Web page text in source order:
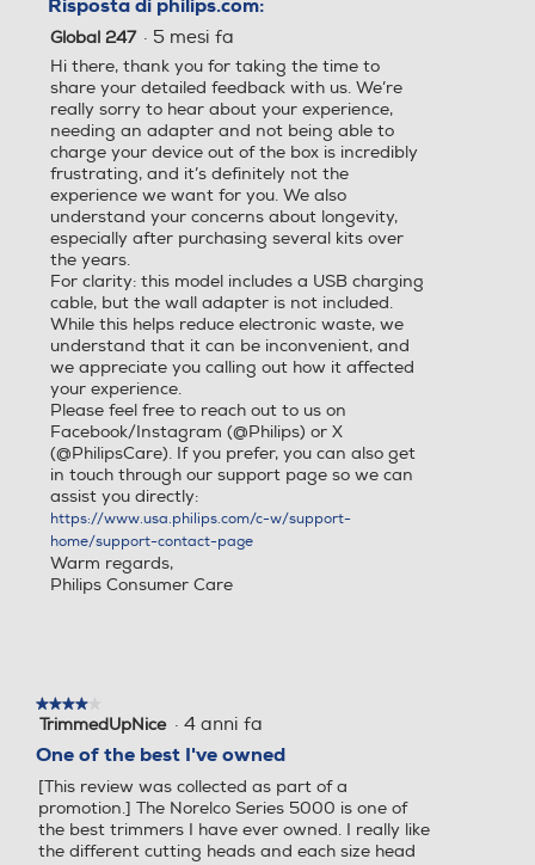
Impostazioni della
lunghezza
Incrementi di preci
sione
Fino a 0,2 mm
Assistenza
2 anni di garanzia
Facilità d'uso
Nessuna manuten
zione
Non richiede olio per l
ame
Display
Indicatore di batteria
scarica (rifinitore) ,Indi
Wet & Dry
Carica
Ricarica tramite USB-
A (5 V⎓ / ≥1 A)
Funzionamento
Utilizzabile solo senza
Lavabile
Rasoi wet & dry Rasoi wet & dry
Blocco di sicurezza Blocco di sicurezza
Altre funzioni Altre funzioni
Global 247 · 5 mesi fa
Hi there, thank you for taking the time to
share your detailed feedback with us. We’re
really sorry to hear about your experience,
needing an adapter and not being able to
charge your device out of the box is incredibly
frustrating, and it’s definitely not the
experience we want for you. We also
understand your concerns about longevity,
especially after purchasing several kits over
the years.
For clarity: this model includes a USB charging
cable, but the wall adapter is not included.
While this helps reduce electronic waste, we
understand that it can be inconvenient, and
we appreciate you calling out how it affected
your experience.
Please feel free to reach out to us on
Facebook/Instagram (@Philips) or X
(@PhilipsCare). If you prefer, you can also get
in touch through our support page so we can
assist you directly:
https://www.usa.philips.com/c-w/support-
home/support-contact-page
Warm regards,
Philips Consumer Care
★★★★★
★★★★★
4
stelle.
TrimmedUpNice · 4 anni fa
One of the best I've owned
[This review was collected as part of a
promotion.] The Norelco Series 5000 is one of
the best trimmers I have ever owned. I really like
the different cutting heads and each size head